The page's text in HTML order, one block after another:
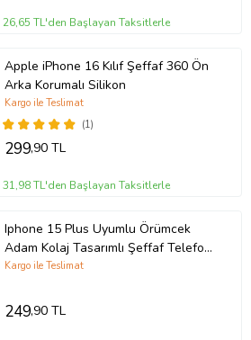
26,65 TL'den Başlayan Taksitlerle
Apple iPhone 16 Kılıf Şeffaf 360 Ön
Arka Korumalı Silikon
(1)
Kargo ile Teslimat
299,90 TL
31,98 TL'den Başlayan Taksitlerle
Iphone 15 Plus Uyumlu Örümcek
Adam Kolaj Tasarımlı Şeffaf Telefon
Kılıfı
Kargo ile Teslimat
249,90 TL